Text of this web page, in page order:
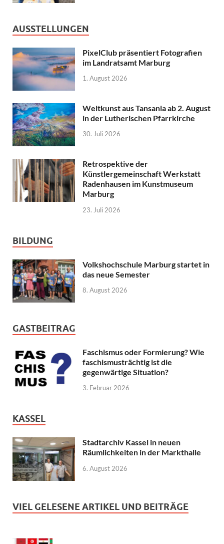
AUSSTELLUNGEN
PixelClub präsentiert Fotografien
im Landratsamt Marburg
1. August 2026
Weltkunst aus Tansania ab 2. August
in der Lutherischen Pfarrkirche
30. Juli 2026
Retrospektive der
Künstlergemeinschaft Werkstatt
Radenhausen im Kunstmuseum
Marburg
23. Juli 2026
BILDUNG
Volkshochschule Marburg startet in
das neue Semester
8. August 2026
GASTBEITRAG
Faschismus oder Formierung? Wie
faschismusträchtig ist die
gegenwärtige Situation?
3. Februar 2026
KASSEL
Stadtarchiv Kassel in neuen
Räumlichkeiten in der Markthalle
6. August 2026
VIEL GELESENE ARTIKEL UND BEITRÄGE